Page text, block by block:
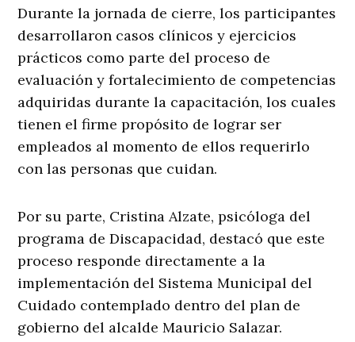
Durante la jornada de cierre, los participantes
desarrollaron casos clínicos y ejercicios
prácticos como parte del proceso de
evaluación y fortalecimiento de competencias
adquiridas durante la capacitación, los cuales
tienen el firme propósito de lograr ser
empleados al momento de ellos requerirlo
con las personas que cuidan.
Por su parte, Cristina Alzate, psicóloga del
programa de Discapacidad, destacó que este
proceso responde directamente a la
implementación del Sistema Municipal del
Cuidado contemplado dentro del plan de
gobierno del alcalde Mauricio Salazar.